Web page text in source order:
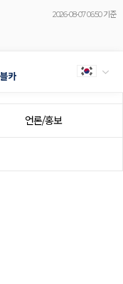
2026-08-07 06:50 기준
언론/홍보